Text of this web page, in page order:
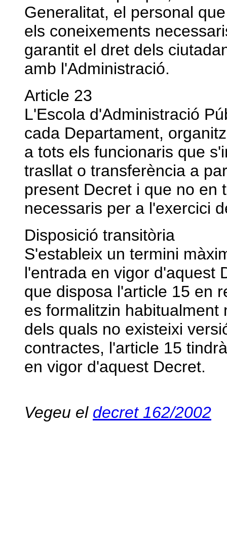
Generalitat, el personal
els coneixements
garantit el dret dels
amb l'Administració.
Article 23
L'Escola d'Administració
cada Departament,
a tots els funcionaris que
trasllat o transferència a
present Decret i que no en
necessaris per a l'exercici
Disposició transitòria
S'estableix un termini
l'entrada en vigor d'aquest
que disposa l'article 15 en
es formalitzin
dels quals no existeixi
contractes, l'article 15
en vigor d'aquest Decret.
Vegeu el decret 162/2002